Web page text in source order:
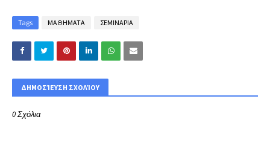
Tags ΜΑΘΗΜΑΤΑ ΣΕΜΙΝΑΡΙΑ
ΔΗΜΟΣΊΕΥΣΗ ΣΧΟΛΊΟΥ
0 Σχόλια